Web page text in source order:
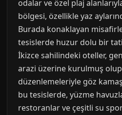
odalar ve özel plaj
bölgesi, özellikle yaz
Burada konaklayan
tesislerde huzur dolu bir
İkizce sahilindeki oteller,
arazi üzerine kurulmuş
düzenlemeleriyle göz
bu tesislerde, yüzme
restoranlar ve çeşitli su